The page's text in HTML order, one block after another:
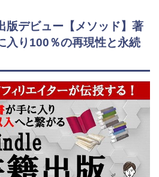
版デビュー【メソッド】著
入り100％の再現性と永続